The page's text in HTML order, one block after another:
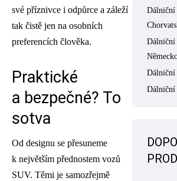
své příznivce i odpůrce a záleží
tak čistě jen na osobních
preferencích člověka.
Praktické
a bezpečné? To
sotva
Od designu se přesuneme
k největším přednostem vozů
SUV. Těmi je samozřejmě
Dálniční
Dálniční
Dálniční